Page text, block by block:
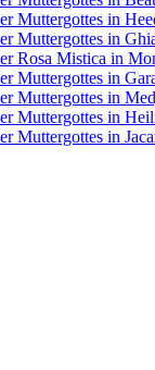
Muttergottes in
Muttergottes in
Rosa Mistica in
Muttergottes in
Muttergottes in
Muttergottes in
Muttergottes in